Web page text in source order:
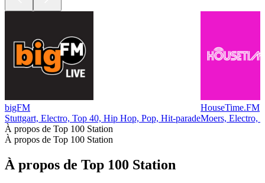
bigFM
Stuttgart, Electro, Top 40, Hip Hop, Pop, Hit-parade
HouseTime.FM
Moers, Electro,
À propos de Top 100 Station
À propos de Top 100 Station
À propos de Top 100 Station